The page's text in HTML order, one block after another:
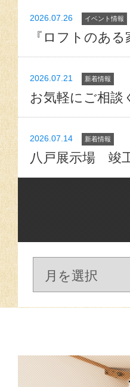
2026.07.26 イベント情報
『ロフトのあ
2026.07.21 新着情報
お気軽にご相談
2026.07.14 新着情報
八戸展示場 竣